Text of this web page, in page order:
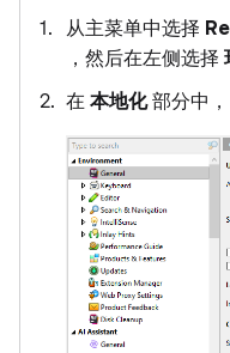
从主菜单中选择
，然后在左侧选择
在本地化部分中